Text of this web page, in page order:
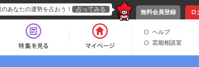
無料会員登録 ロ
あなたの運勢を占おう！ 占ってみる
ヘルプ
芸能相談室